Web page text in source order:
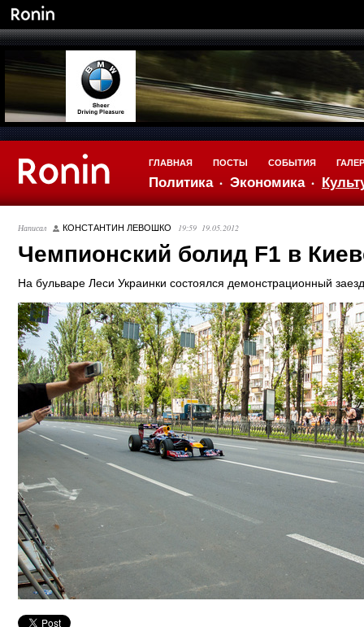
ГЛАВНАЯ
Политика Экономика
ПОСТЫ СОБЫТИЯ
Написал КОНСТАНТИН ЛЕВОШКО 19:59 19.05.2012
Чемпионский болид F1 в
На бульваре Леси Украинки состоялся демонстрационный заезд